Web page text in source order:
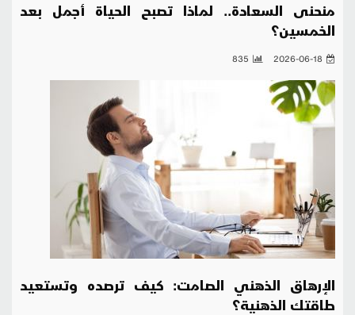
منحنى السعادة.. لماذا تصبح الحياة أجمل بعد
الخمسين؟
2026-06-18
835
الإرهاق الذهني الصامت: كيف ترصده وتستعيد
طاقتك الذهنية؟